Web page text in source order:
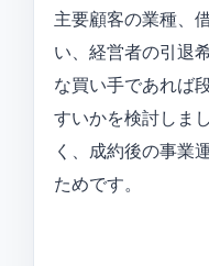
主要顧客の業種、
い、経営者の引退
な買い手であれば
すいかを検討しま
く、成約後の事業
ためです。